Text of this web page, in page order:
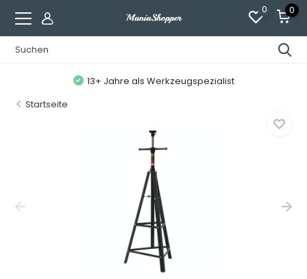
0 0
13+ Jahre als Werkzeugspezialist
Startseite